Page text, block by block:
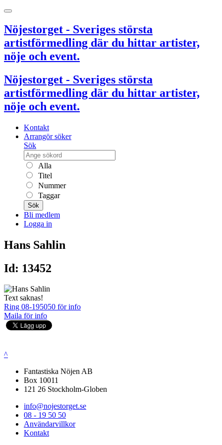
Nöjestorget - Sveriges största
artistförmedling där du hittar artister,
nöje och event.
Nöjestorget - Sveriges största
artistförmedling där du hittar artister,
nöje och event.
Kontakt
Arrangör söker
Sök
Alla
Titel
Nummer
Taggar
Sök
Bli medlem
Logga in
Hans Sahlin
Id: 13452
Text saknas!
Ring 08-195050 för info
Maila för info
^
Fantastiska Nöjen AB
Box 10011
121 26 Stockholm-Globen
info@nojestorget.se
08 - 19 50 50
Användarvillkor
Kontakt